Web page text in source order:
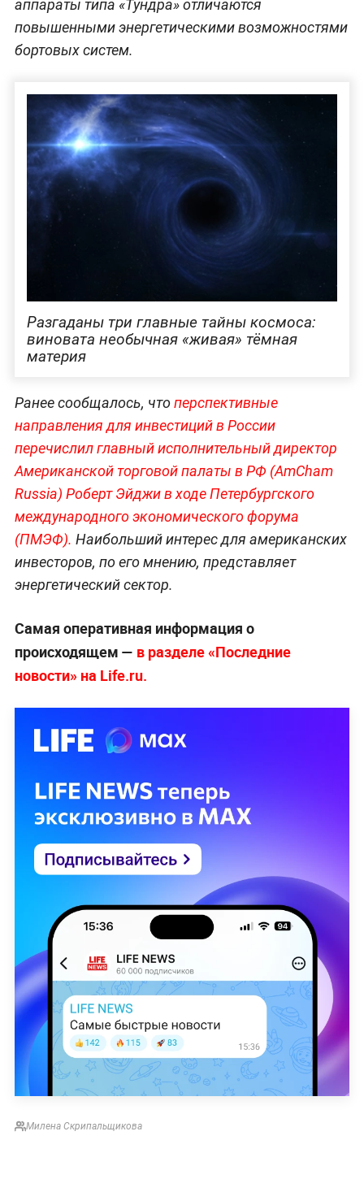
аппараты типа «Тундра» отличаются
повышенными энергетическими возможностями
бортовых систем.
Разгаданы три главные тайны космоса:
виновата необычная «живая» тёмная
материя
Ранее сообщалось, чтоперспективные
направления для инвестиций в России
перечислил главный исполнительный директор
Американской торговой палаты в РФ (AmCham
Russia) Роберт Эйджи в ходе Петербургского
международного экономического форума
(ПМЭФ). Наибольший интерес для американских
инвесторов, по его мнению, представляет
энергетический сектор.
Самая оперативная информация о
происходящем — в разделе «Последние
новости» на Life.ru.
Милена Скрипальщикова